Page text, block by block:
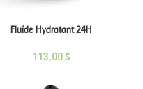
Fluide Hydratant 24H
113,00$